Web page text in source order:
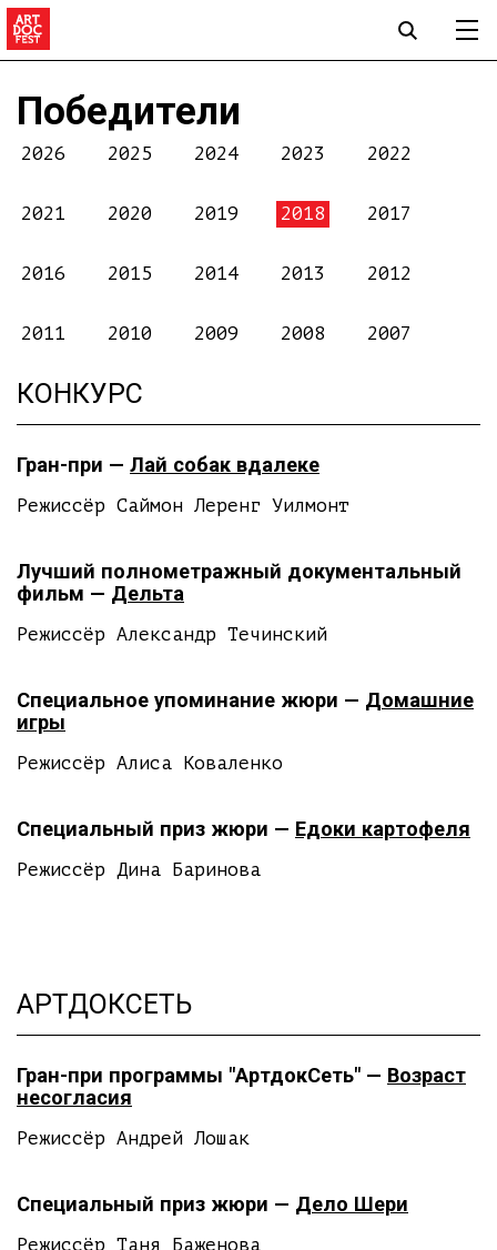
Победители
2026 2025 2024 2023 2022
2021 2020 2019 2018 2017
2016 2015 2014 2013 2012
2011 2010 2009 2008 2007
КОНКУРС
Гран-при — Лай собак вдалеке
Режиссёр Саймон Леренг Уилмонт
Лучший полнометражный документальный
фильм — Дельта
Режиссёр Александр Течинский
Специальное упоминание жюри — Домашние
игры
Режиссёр Алиса Коваленко
Специальный приз жюри — Едоки картофеля
Режиссёр Дина Баринова
АРТДОКСЕТЬ
Гран-при программы "АртдокСеть" — Возраст
несогласия
Режиссёр Андрей Лошак
Специальный приз жюри — Дело Шери
Режиссёр Таня Баженова